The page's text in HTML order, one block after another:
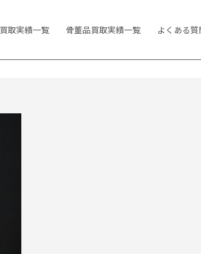
買取実績一覧 骨董品買取実績一覧 よくある質